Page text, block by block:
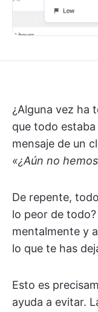
¿Alguna vez ha
que todo
mensaje de un
«¿Aún no
De repente,
lo peor de
mentalmente y
lo que te has
Esto es
ayuda a evitar.